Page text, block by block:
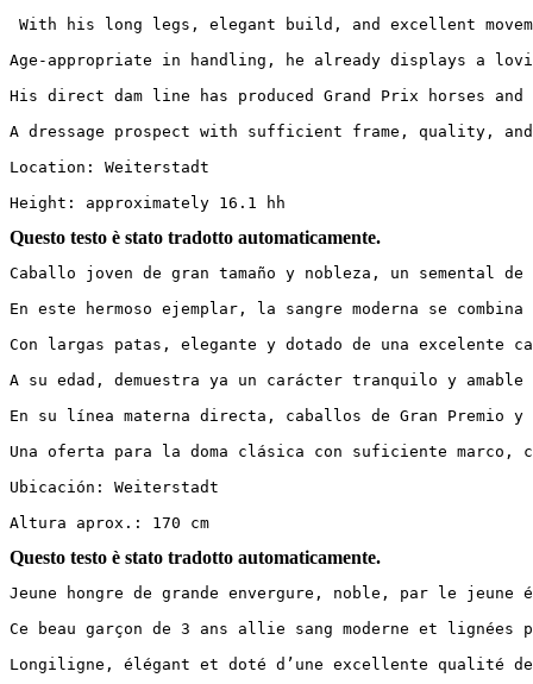
With his long legs, elegant build, and excellent
Age-appropriate in handling, he already displays a
His direct dam line has produced Grand Prix horses
A dressage prospect with sufficient frame, quality,
Location: Weiterstadt
Height: approximately 16.1 hh
Questo testo è stato tradotto automaticamente.
Caballo joven de gran tamaño y nobleza, un semental
En este hermoso ejemplar, la sangre moderna se
Con largas patas, elegante y dotado de una excelente
A su edad, demuestra ya un carácter tranquilo y
En su línea materna directa, caballos de Gran Premio y
Una oferta para la doma clásica con suficiente
Ubicación: Weiterstadt
Altura aprox.: 170 cm
Questo testo è stato tradotto automaticamente.
Jeune hongre de grande envergure, noble, par le jeune
Ce beau garçon de 3 ans allie sang moderne et lignées
Longiligne, élégant et doté d’une excellente qualité